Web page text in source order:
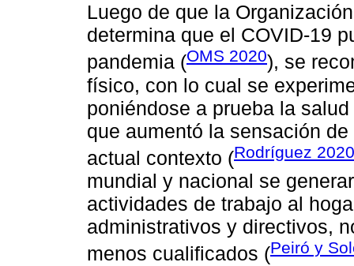
Luego de que la
determina que el COVID-19
pandemia (OMS 2020), se
físico, con lo cual se
poniéndose a prueba la
que aumentó la sensación
actual contexto (Rodríguez 2020
mundial y nacional se
actividades de trabajo al
administrativos y directivos,
menos cualificados (Peiró y